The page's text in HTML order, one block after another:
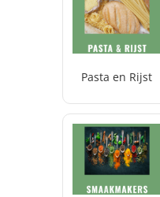
Pasta en Rijst